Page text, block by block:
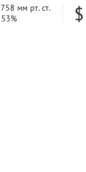
758 мм рт. ст.
53%